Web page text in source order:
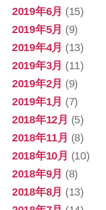
2019年6月 (15)
2019年5月 (9)
2019年4月 (13)
2019年3月 (11)
2019年2月 (9)
2019年1月 (7)
2018年12月 (5)
2018年11月 (8)
2018年10月 (10)
2018年9月 (8)
2018年8月 (13)